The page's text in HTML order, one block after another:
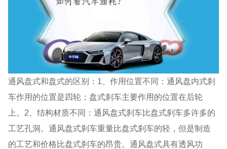
通风盘式和盘式的区别：1、作用位置不同：通风盘内式刹
车作用的位置是四轮；盘式刹车主要作用的位置在后轮
上。2、结构材质不同：通风盘式刹车比盘式刹车多许多的
工艺孔洞。通风盘式刹车重量比盘式刹车的轻，但是制造
的工艺和价格比盘式刹车的昂贵。通风盘式具有透风功